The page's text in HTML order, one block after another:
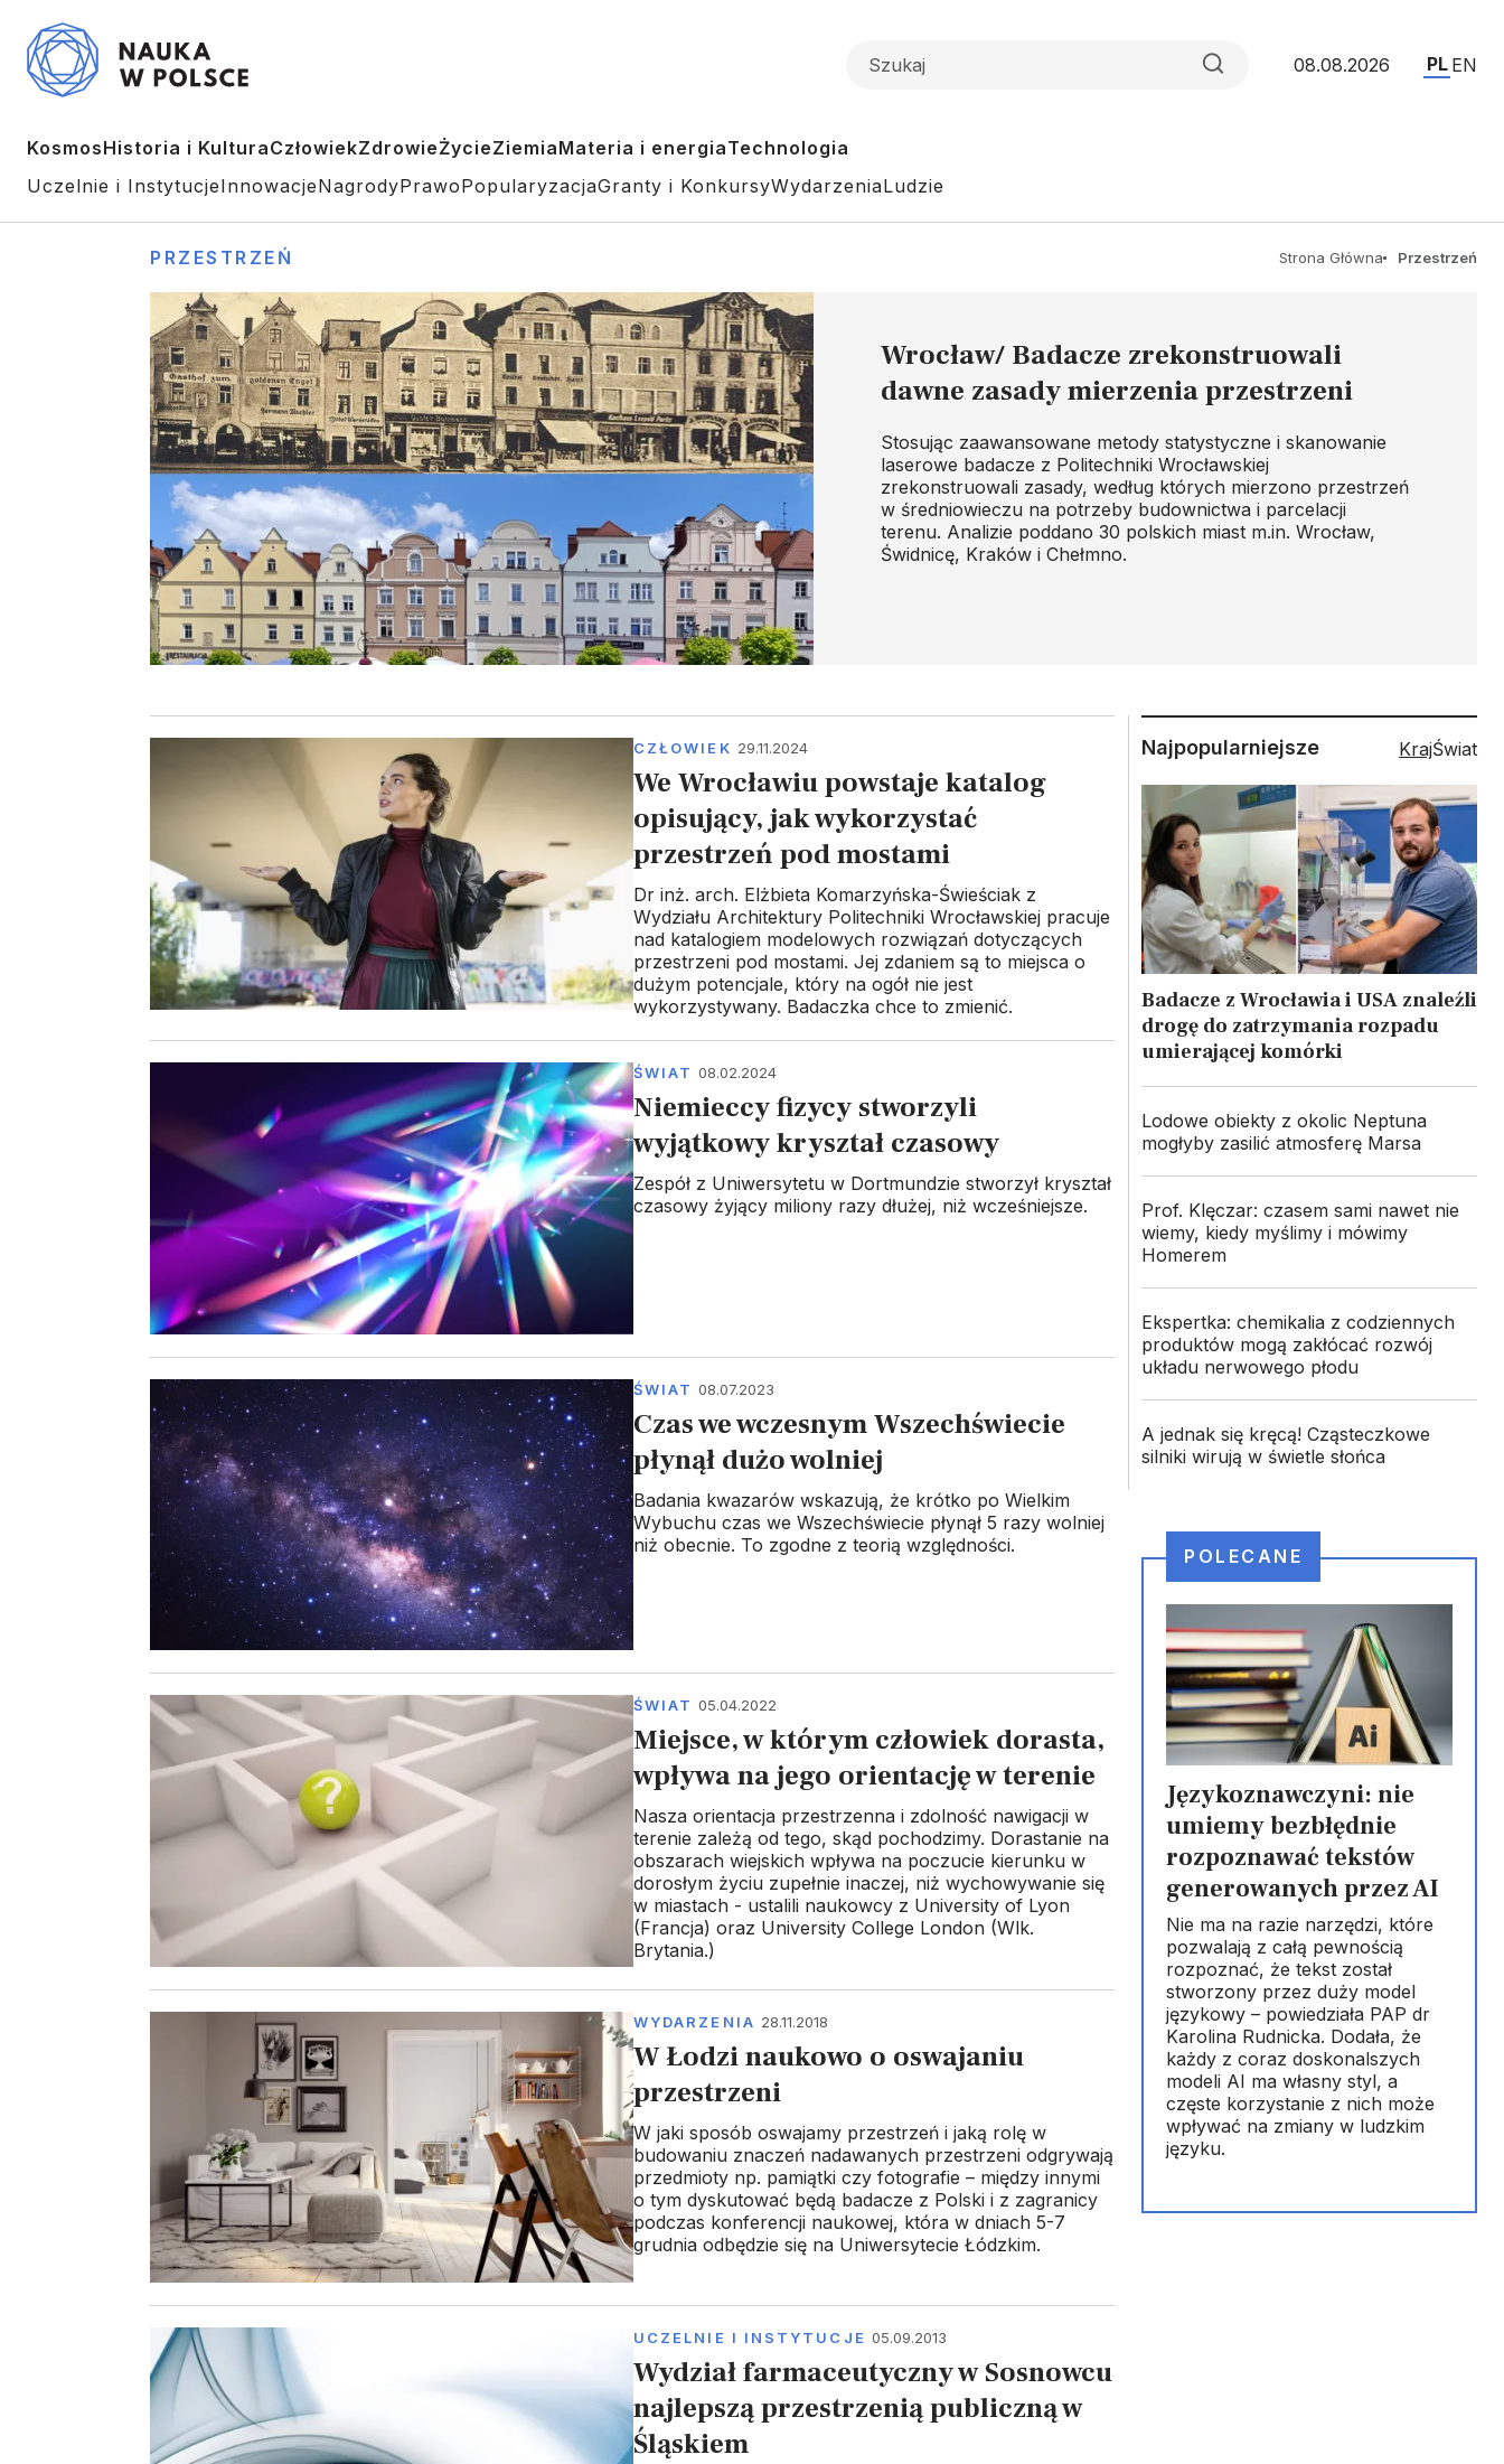
08.08.2026 PL EN
KosmosHistoria i KulturaCzłowiekZdrowieŻycieZiemiaMateria i energiaTechnologia
Uczelnie i InstytucjeInnowacjeNagrodyPrawoPopularyzacjaGranty i KonkursyWydarzeniaLudzie
PRZESTRZEŃ Strona Główna Przestrzeń
Wrocław/ Badacze zrekonstruowali
dawne zasady mierzenia przestrzeni
Stosując zaawansowane metody statystyczne i skanowanie
laserowe badacze z Politechniki Wrocławskiej
zrekonstruowali zasady, według których mierzono przestrzeń
w średniowieczu na potrzeby budownictwa i parcelacji
terenu. Analizie poddano 30 polskich miast m.in. Wrocław,
Świdnicę, Kraków i Chełmno.
CZŁOWIEK 29.11.2024
We Wrocławiu powstaje katalog
opisujący, jak wykorzystać
przestrzeń pod mostami
Dr inż. arch. Elżbieta Komarzyńska-Świeściak z
Wydziału Architektury Politechniki Wrocławskiej pracuje
nad katalogiem modelowych rozwiązań dotyczących
przestrzeni pod mostami. Jej zdaniem są to miejsca o
dużym potencjale, który na ogół nie jest
wykorzystywany. Badaczka chce to zmienić.
ŚWIAT 08.02.2024
Niemieccy fizycy stworzyli
wyjątkowy kryształ czasowy
Zespół z Uniwersytetu w Dortmundzie stworzył kryształ
czasowy żyjący miliony razy dłużej, niż wcześniejsze.
ŚWIAT 08.07.2023
Czas we wczesnym Wszechświecie
płynął dużo wolniej
Badania kwazarów wskazują, że krótko po Wielkim
Wybuchu czas we Wszechświecie płynął 5 razy wolniej
niż obecnie. To zgodne z teorią względności.
ŚWIAT 05.04.2022
Miejsce, w którym człowiek dorasta,
wpływa na jego orientację w terenie
Nasza orientacja przestrzenna i zdolność nawigacji w
terenie zależą od tego, skąd pochodzimy. Dorastanie na
obszarach wiejskich wpływa na poczucie kierunku w
dorosłym życiu zupełnie inaczej, niż wychowywanie się
w miastach - ustalili naukowcy z University of Lyon
(Francja) oraz University College London (Wlk.
Brytania.)
WYDARZENIA 28.11.2018
W Łodzi naukowo o oswajaniu
przestrzeni
W jaki sposób oswajamy przestrzeń i jaką rolę w
budowaniu znaczeń nadawanych przestrzeni odgrywają
przedmioty np. pamiątki czy fotografie – między innymi
o tym dyskutować będą badacze z Polski i z zagranicy
podczas konferencji naukowej, która w dniach 5-7
grudnia odbędzie się na Uniwersytecie Łódzkim.
UCZELNIE I INSTYTUCJE 05.09.2013
Wydział farmaceutyczny w Sosnowcu
najlepszą przestrzenią publiczną w
Śląskiem
Najpopularniejsze KrajŚwiat
Badacze z Wrocławia i USA znaleźli
drogę do zatrzymania rozpadu
umierającej komórki
Lodowe obiekty z okolic Neptuna
mogłyby zasilić atmosferę Marsa
Prof. Klęczar: czasem sami nawet nie
wiemy, kiedy myślimy i mówimy
Homerem
Ekspertka: chemikalia z codziennych
produktów mogą zakłócać rozwój
układu nerwowego płodu
A jednak się kręcą! Cząsteczkowe
silniki wirują w świetle słońca
POLECANE
Językoznawczyni: nie
umiemy bezbłędnie
rozpoznawać tekstów
generowanych przez AI
Nie ma na razie narzędzi, które
pozwalają z całą pewnością
rozpoznać, że tekst został
stworzony przez duży model
językowy – powiedziała PAP dr
Karolina Rudnicka. Dodała, że
każdy z coraz doskonalszych
modeli AI ma własny styl, a
częste korzystanie z nich może
wpływać na zmiany w ludzkim
języku.